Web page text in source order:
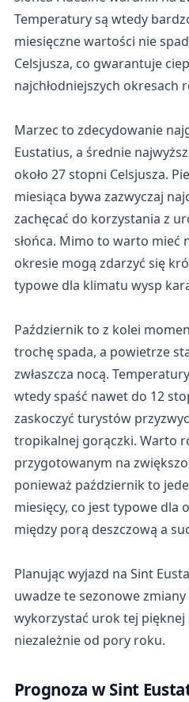
Temperatury są wtedy
miesięczne wartości nie
Celsjusza, co gwarantuje
najchłodniejszych okresach
Marzec to zdecydowanie
Eustatius, a średnie
około 27 stopni Celsjusza.
miesiąca bywa zazwyczaj
zachęcać do korzystania z
słońca. Mimo to warto mieć
okresie mogą zdarzyć się
typowe dla klimatu wysp
Październik to z kolei
trochę spada, a powietrze
zwłaszcza nocą.
wtedy spaść nawet do 12
zaskoczyć turystów
tropikalnej gorączki. Warto
przygotowanym na
ponieważ październik to
miesięcy, co jest typowe dla
między porą deszczową a
Planując wyjazd na Sint
uwadze te sezonowe
wykorzystać urok tej pięknej
niezależnie od pory roku.
Prognoza w Sint